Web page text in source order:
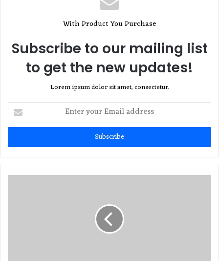
With Product You Purchase
Subscribe to our mailing list
to get the new updates!
Lorem ipsum dolor sit amet, consectetur.
Enter
your
Email